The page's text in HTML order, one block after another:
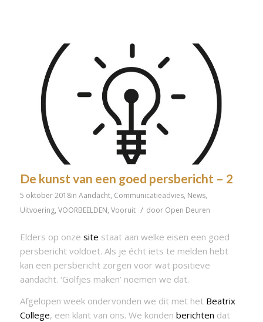
De kunst van een goed persbericht – 2
5 oktober 2018in Aandacht, Communicatieadvies, News,
Uitvoering, VOORBEELDEN, Vooruit / door Open Deuren
Elders op onze site staat aan welke eisen een goed
persbericht voldoet. Als je écht iets te melden hebt
kan een persbericht zorgen voor wat positieve
aandacht. ‘Golfjes maken’ noemen we dat.
Afgelopen week ondervonden we dit met het Beatrix
College, een klant van ons. We konden berichten dat